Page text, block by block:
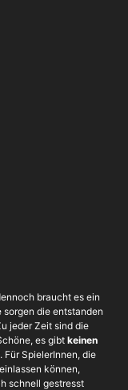
braucht es ein
sorgen die entstanden
jeder Zeit sind die
es gibt keinen
SpielerInnen, die
können,
schnell gestresst